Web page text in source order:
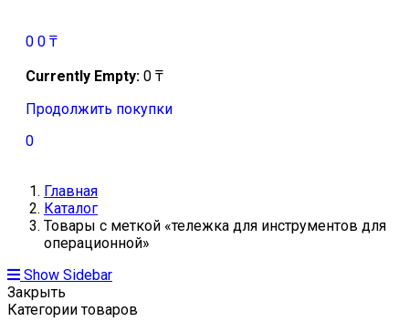
0 0 ₸
Currently Empty: 0 ₸
Продолжить покупки
0
Главная
Каталог
Товары с меткой «тележка для инструментов для
операционной»
Show Sidebar
Закрыть
Категории товаров